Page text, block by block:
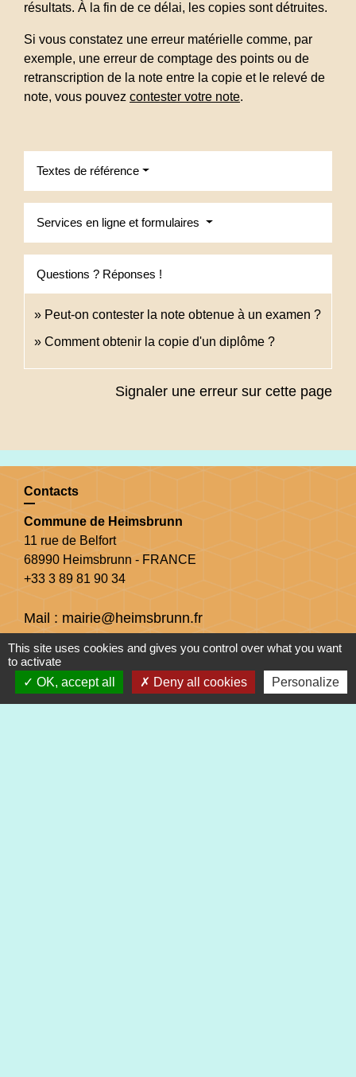
résultats. À la fin de ce délai, les copies sont détruites.
Si vous constatez une erreur matérielle comme, par
exemple, une erreur de comptage des points ou de
retranscription de la note entre la copie et le relevé de
note, vous pouvez contester votre note.
Textes de référence
Services en ligne et formulaires
Questions ? Réponses !
Peut-on contester la note obtenue à un examen ?
Comment obtenir la copie d'un diplôme ?
Signaler une erreur sur cette page
Contacts
Commune de Heimsbrunn
11 rue de Belfort
68990 Heimsbrunn - FRANCE
+33 3 89 81 90 34
Mail : mairie@heimsbrunn.fr
Horaires d'ouverture
Jusqu'au 31 août :
This site uses cookies and gives you control over what you want
to activate
OK, accept all
Deny all cookies Personalize